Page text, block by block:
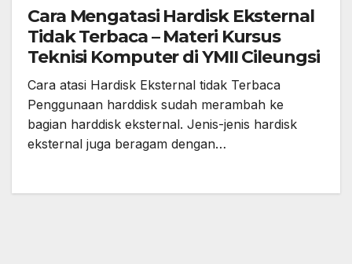
Cara Mengatasi Hardisk Eksternal
Tidak Terbaca – Materi Kursus
Teknisi Komputer di YMII Cileungsi
Cara atasi Hardisk Eksternal tidak Terbaca
Penggunaan harddisk sudah merambah ke
bagian harddisk eksternal. Jenis-jenis hardisk
eksternal juga beragam dengan…